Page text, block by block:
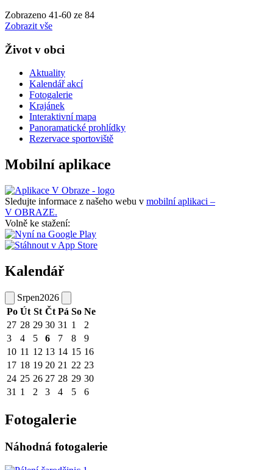
Zobrazeno 41-60 ze 84
Zobrazit vše
Život v obci
Aktuality
Kalendář akcí
Fotogalerie
Krajánek
Interaktivní mapa
Panoramatické prohlídky
Rezervace sportoviště
Mobilní aplikace
Sledujte informace z našeho webu v mobilní aplikaci –
V OBRAZE.
Volně ke stažení:
Kalendář
Srpen2026
Po Út St Čt Pá So Ne
27 28 29 30 31 1
2
3
4 5 6 7 8
9
10 11 12 13 14 15 16
17 18 19 20 21 22 23
24 25 26 27 28 29 30
31 1 2 3 4 5 6
Fotogalerie
Náhodná fotogalerie